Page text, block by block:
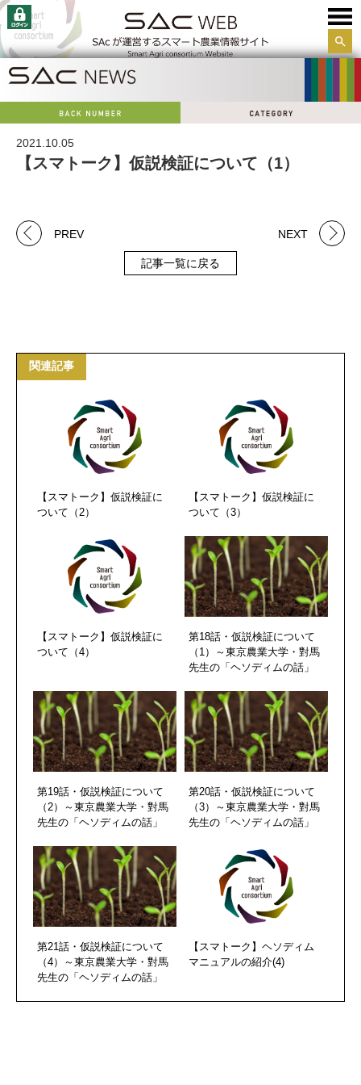
サイ
2021.10.05
【スマトーク】仮説検証について（1）
PREV
記事一覧に戻る
NEXT
関連記事
【スマトーク】仮説検証に
ついて（2）
【スマトーク】仮説検証に
ついて（3）
【スマトーク】仮説検証に
ついて（4）
第18話・仮説検証について
（1）～東京農業大学・對馬
先生の「ヘソディムの話」
第19話・仮説検証について
（2）～東京農業大学・對馬
先生の「ヘソディムの話」
第20話・仮説検証について
（3）～東京農業大学・對馬
先生の「ヘソディムの話」
第21話・仮説検証について
（4）～東京農業大学・對馬
先生の「ヘソディムの話」
【スマトーク】ヘソディム
マニュアルの紹介(4)